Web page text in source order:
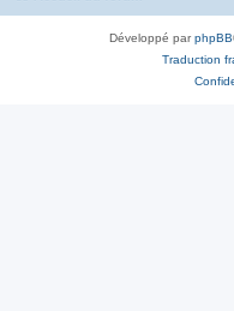
Développé parphpBB
Traduction